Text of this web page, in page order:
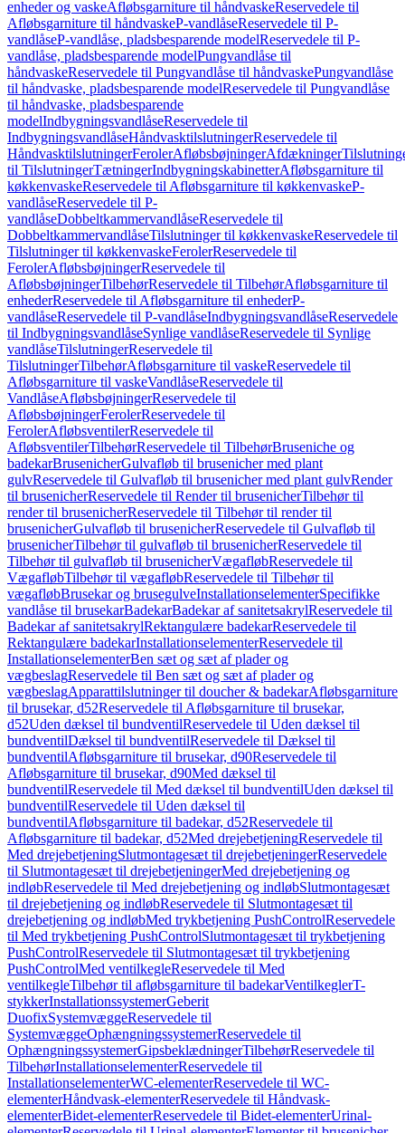
enheder og vaskeAfløbsgarniture til håndvaskeReservedele til
Afløbsgarniture til håndvaskeP-vandlåseReservedele til P-
vandlåseP-vandlåse, pladsbesparende modelReservedele til P-
vandlåse, pladsbesparende modelPungvandlåse til
håndvaskeReservedele til Pungvandlåse til håndvaskePungvandlåse
til håndvaske, pladsbesparende modelReservedele til Pungvandlåse
til håndvaske, pladsbesparende
modelIndbygningsvandlåseReservedele til
IndbygningsvandlåseHåndvasktilslutningerReservedele til
HåndvasktilslutningerFerolerAfløbsbøjningerAfdækninger
til TilslutningerTætningerIndbygningskabinetterAfløbsgarniture til
køkkenvaskeReservedele til Afløbsgarniture til køkkenvaskeP-
vandlåseReservedele til P-
vandlåseDobbeltkammervandlåseReservedele til
DobbeltkammervandlåseTilslutninger til køkkenvaskeReservedele til
Tilslutninger til køkkenvaskeFerolerReservedele til
FerolerAfløbsbøjningerReservedele til
AfløbsbøjningerTilbehørReservedele til TilbehørAfløbsgarniture til
enhederReservedele til Afløbsgarniture til enhederP-
vandlåseReservedele til P-vandlåseIndbygningsvandlåseReservedele
til IndbygningsvandlåseSynlige vandlåseReservedele til Synlige
vandlåseTilslutningerReservedele til
TilslutningerTilbehørAfløbsgarniture til vaskeReservedele til
Afløbsgarniture til vaskeVandlåseReservedele til
VandlåseAfløbsbøjningerReservedele til
AfløbsbøjningerFerolerReservedele til
FerolerAfløbsventilerReservedele til
AfløbsventilerTilbehørReservedele til TilbehørBruseniche og
badekarBrusenicherGulvafløb til brusenicher med plant
gulvReservedele til Gulvafløb til brusenicher med plant gulvRender
til brusenicherReservedele til Render til brusenicherTilbehør til
render til brusenicherReservedele til Tilbehør til render til
brusenicherGulvafløb til brusenicherReservedele til Gulvafløb til
brusenicherTilbehør til gulvafløb til brusenicherReservedele til
Tilbehør til gulvafløb til brusenicherVægafløbReservedele til
VægafløbTilbehør til vægafløbReservedele til Tilbehør til
vægafløbBrusekar og brusegulveInstallationselementerSpecifikke
vandlåse til brusekarBadekarBadekar af sanitetsakrylReservedele til
Badekar af sanitetsakrylRektangulære badekarReservedele til
Rektangulære badekarInstallationselementerReservedele til
InstallationselementerBen sæt og sæt af plader og
vægbeslagReservedele til Ben sæt og sæt af plader og
vægbeslagApparattilslutninger til doucher & badekarAfløbsgarniture
til brusekar, d52Reservedele til Afløbsgarniture til brusekar,
d52Uden dæksel til bundventilReservedele til Uden dæksel til
bundventilDæksel til bundventilReservedele til Dæksel til
bundventilAfløbsgarniture til brusekar, d90Reservedele til
Afløbsgarniture til brusekar, d90Med dæksel til
bundventilReservedele til Med dæksel til bundventilUden dæksel til
bundventilReservedele til Uden dæksel til
bundventilAfløbsgarniture til badekar, d52Reservedele til
Afløbsgarniture til badekar, d52Med drejebetjeningReservedele til
Med drejebetjeningSlutmontagesæt til drejebetjeningerReservedele
til Slutmontagesæt til drejebetjeningerMed drejebetjening og
indløbReservedele til Med drejebetjening og indløbSlutmontagesæt
til drejebetjening og indløbReservedele til Slutmontagesæt til
drejebetjening og indløbMed trykbetjening PushControlReservedele
til Med trykbetjening PushControlSlutmontagesæt til trykbetjening
PushControlReservedele til Slutmontagesæt til trykbetjening
PushControlMed ventilkegleReservedele til Med
ventilkegleTilbehør til afløbsgarniture til badekarVentilkeglerT-
stykkerInstallationssystemerGeberit
DuofixSystemvæggeReservedele til
SystemvæggeOphængningssystemerReservedele til
OphængningssystemerGipsbeklædningerTilbehørReservedele til
TilbehørInstallationselementerReservedele til
InstallationselementerWC-elementerReservedele til WC-
elementerHåndvask-elementerReservedele til Håndvask-
elementerBidet-elementerReservedele til Bidet-elementerUrinal-